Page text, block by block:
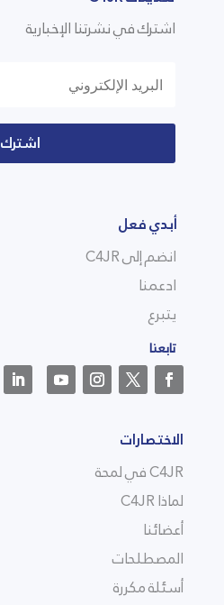
اشترك في نشرتنا الإخبارية
اشترك
أبدي فعل
انضم إلى C4JR
ادعمنا
يتبرع
تابعنا
الاختصارات
C4JR في لمحة
لماذا C4JR
أعضائنا
المصطلحات
أسئلة مكررة